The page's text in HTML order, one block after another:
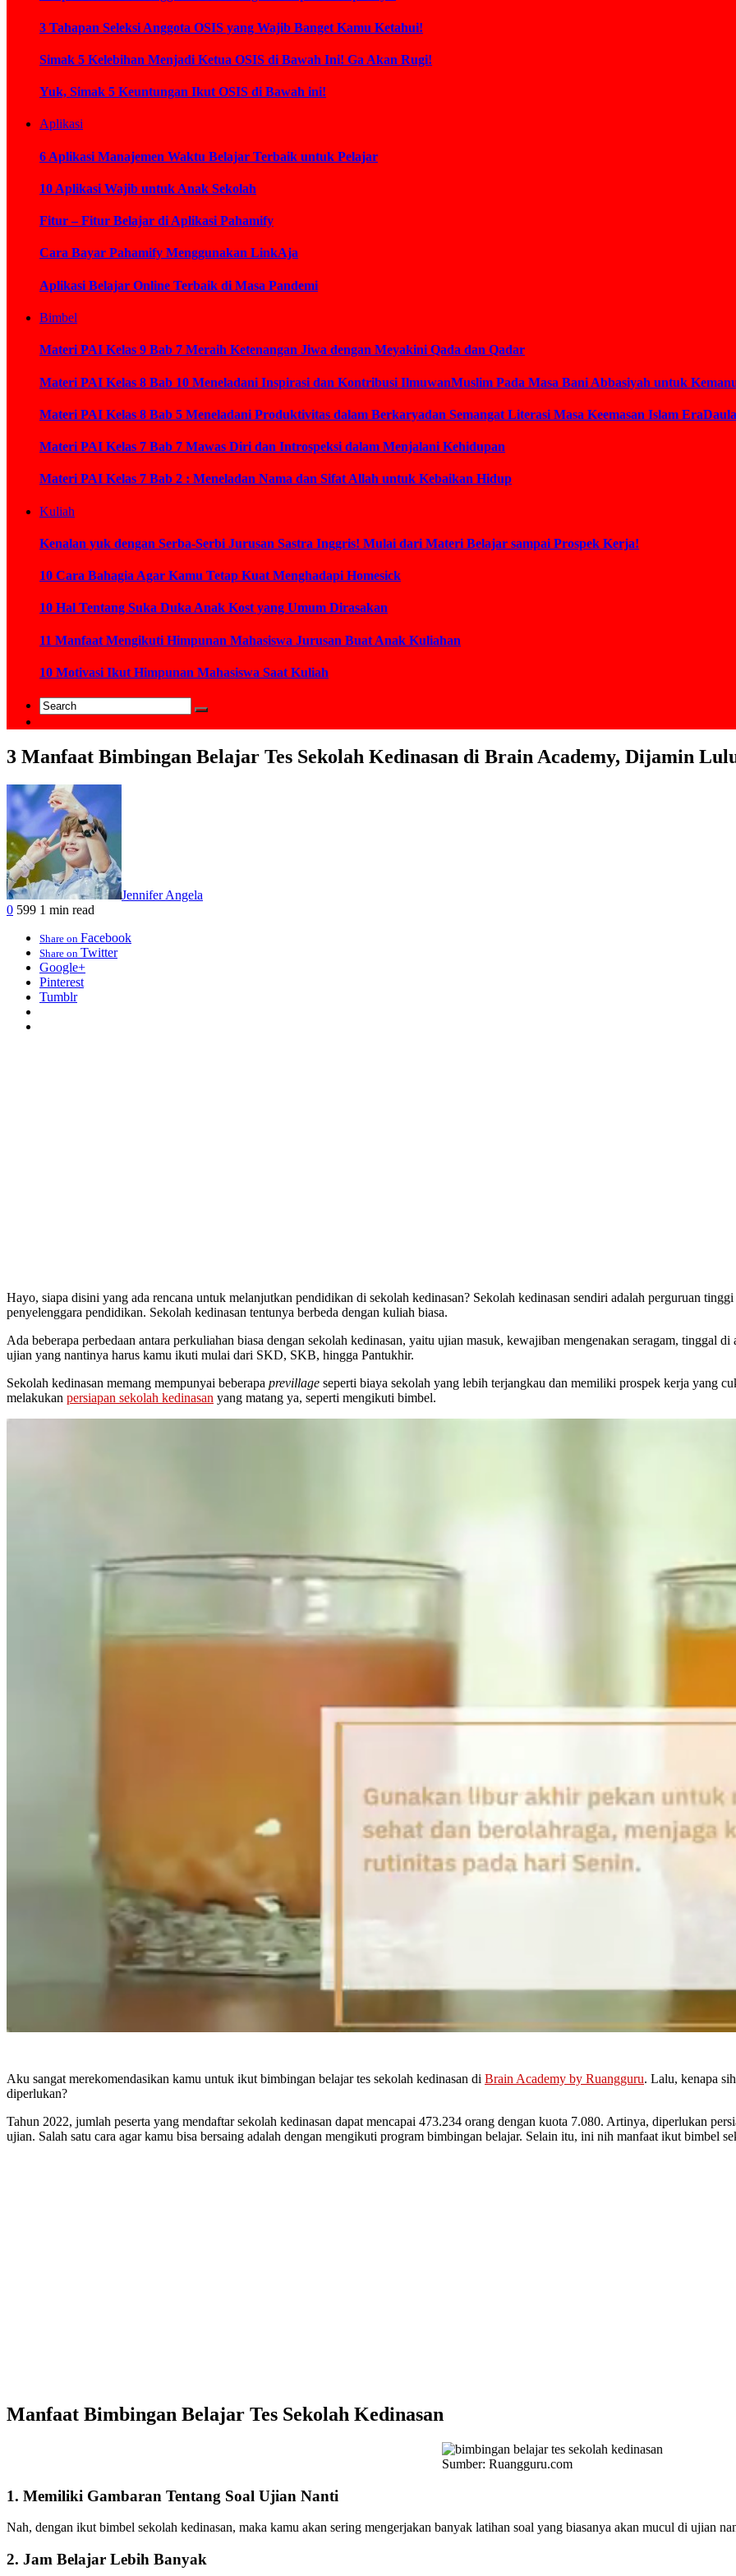
3 Tahapan Seleksi Anggota OSIS yang Wajib Banget Kamu Ketahui!
Simak 5 Kelebihan Menjadi Ketua OSIS di Bawah Ini! Ga Akan Rugi!
Yuk, Simak 5 Keuntungan Ikut OSIS di Bawah ini!
Aplikasi
6 Aplikasi Manajemen Waktu Belajar Terbaik untuk Pelajar
10 Aplikasi Wajib untuk Anak Sekolah
Fitur – Fitur Belajar di Aplikasi Pahamify
Cara Bayar Pahamify Menggunakan LinkAja
Aplikasi Belajar Online Terbaik di Masa Pandemi
Bimbel
Materi PAI Kelas 9 Bab 7 Meraih Ketenangan Jiwa dengan Meyakini Qada dan Qadar
Materi PAI Kelas 8 Bab 10 Meneladani Inspirasi dan Kontribusi IlmuwanMuslim Pada Masa Bani Abbasiyah untuk
Materi PAI Kelas 8 Bab 5 Meneladani Produktivitas dalam Berkaryadan Semangat Literasi Masa Keemasan Islam
Materi PAI Kelas 7 Bab 7 Mawas Diri dan Introspeksi dalam Menjalani Kehidupan
Materi PAI Kelas 7 Bab 2 : Meneladan Nama dan Sifat Allah untuk Kebaikan Hidup
Kuliah
Kenalan yuk dengan Serba-Serbi Jurusan Sastra Inggris! Mulai dari Materi Belajar sampai Prospek Kerja!
10 Cara Bahagia Agar Kamu Tetap Kuat Menghadapi Homesick
10 Hal Tentang Suka Duka Anak Kost yang Umum Dirasakan
11 Manfaat Mengikuti Himpunan Mahasiswa Jurusan Buat Anak Kuliahan
10 Motivasi Ikut Himpunan Mahasiswa Saat Kuliah
3 Manfaat Bimbingan Belajar Tes Sekolah Kedinasan di Brain Academy, Dijamin
Jennifer Angela
0 599 1 min read
Share on Facebook
Share on Twitter
Google+
Pinterest
Tumblr
Hayo, siapa disini yang ada rencana untuk melanjutkan pendidikan di sekolah kedinasan? Sekolah kedinasan sendiri adalah perguruan
penyelenggara pendidikan. Sekolah kedinasan tentunya berbeda dengan kuliah biasa.
Ada beberapa perbedaan antara perkuliahan biasa dengan sekolah kedinasan, yaitu ujian masuk, kewajiban mengenakan seragam, tinggal
ujian yang nantinya harus kamu ikuti mulai dari SKD, SKB, hingga Pantukhir.
Sekolah kedinasan memang mempunyai beberapa previllage seperti biaya sekolah yang lebih terjangkau dan memiliki prospek kerja yang
melakukan persiapan sekolah kedinasan yang matang ya, seperti mengikuti bimbel.
Aku sangat merekomendasikan kamu untuk ikut bimbingan belajar tes sekolah kedinasan di Brain Academy by Ruangguru. Lalu, kenapa
diperlukan?
Tahun 2022, jumlah peserta yang mendaftar sekolah kedinasan dapat mencapai 473.234 orang dengan kuota 7.080. Artinya, diperlukan
ujian. Salah satu cara agar kamu bisa bersaing adalah dengan mengikuti program bimbingan belajar. Selain itu, ini nih manfaat ikut bimbel
Manfaat Bimbingan Belajar Tes Sekolah Kedinasan
Sumber: Ruangguru.com
1. Memiliki Gambaran Tentang Soal Ujian Nanti
Nah, dengan ikut bimbel sekolah kedinasan, maka kamu akan sering mengerjakan banyak latihan soal yang biasanya akan mucul di ujian
2. Jam Belajar Lebih Banyak